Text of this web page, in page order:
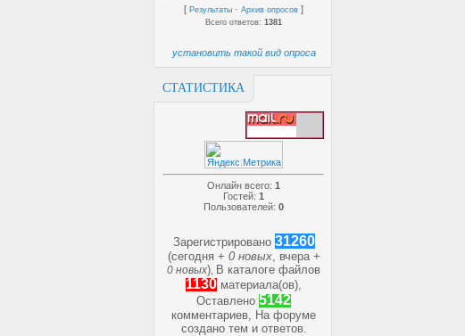
[ Результаты · Архив опросов ]
Всего ответов: 1381
установить такой вид опроса
СТАТИСТИКА
Онлайн всего: 1
Гостей: 1
Пользователей: 0
Зарегистрировано 31260
(сегодня + 0 новых, вчера +
0 новых) В каталоге файлов
1130 материала(ов),
Оставлено 5142
комментариев, На форуме
создано тем и ответов.